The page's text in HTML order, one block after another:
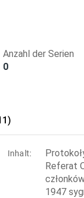
Anzahl der Serien
0
Inhalt:
Referat
1947